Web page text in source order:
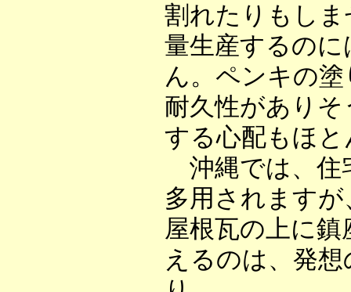
割れたりもし
量生産するの
ん。ペンキの
耐久性があり
する心配もほ
沖縄では、住
多用されます
屋根瓦の上に
えるのは、発